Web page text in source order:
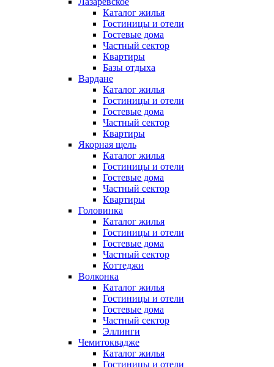
Каталог жилья
Гостиницы и отели
Гостевые дома
Частный сектор
Квартиры
Базы отдыха
Вардане
Каталог жилья
Гостиницы и отели
Гостевые дома
Частный сектор
Квартиры
Якорная щель
Каталог жилья
Гостиницы и отели
Гостевые дома
Частный сектор
Квартиры
Головинка
Каталог жилья
Гостиницы и отели
Гостевые дома
Частный сектор
Коттеджи
Волконка
Каталог жилья
Гостиницы и отели
Гостевые дома
Частный сектор
Эллинги
Чемитоквадже
Каталог жилья
Гостиницы и отели